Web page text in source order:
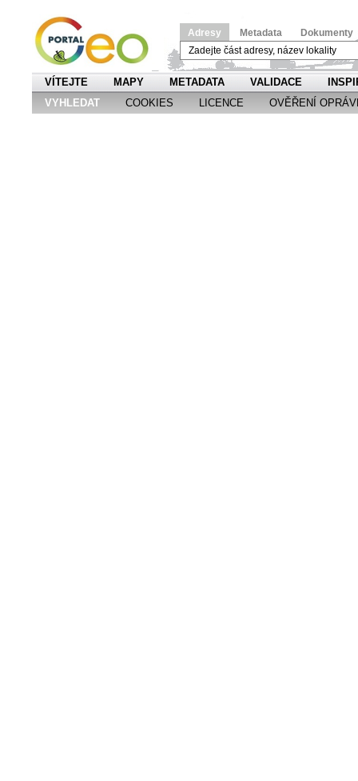
Adresy Metadata Dokumenty
VÍTEJTE MAPY METADATA VALIDACE
VYHLEDAT
COOKIES LICENCE OVĚŘENÍ